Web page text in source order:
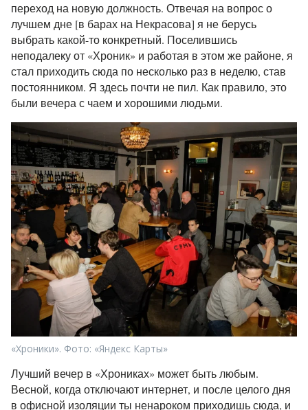
переход на новую должность. Отвечая на вопрос о
лучшем дне [в барах на Некрасова] я не берусь
выбрать какой-то конкретный. Поселившись
неподалеку от «Хроник» и работая в этом же районе, я
стал приходить сюда по несколько раз в неделю, став
постоянником. Я здесь почти не пил. Как правило, это
были вечера с чаем и хорошими людьми.
«Хроники». Фото: «Яндекс Карты»
Лучший вечер в «Хрониках» может быть любым.
Весной, когда отключают интернет, и после целого дня
в офисной изоляции ты ненароком приходишь сюда, и